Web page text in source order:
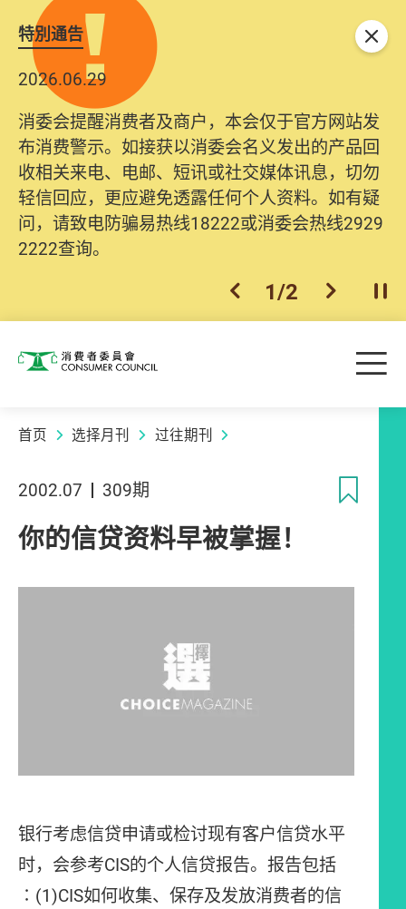
特別通告
2026.06.29
消委会提醒消费者及商户，本会仅于官方网站发
布消费警示。如接获以消委会名义发出的产品回
收相关来电、电邮、短讯或社交媒体讯息，切勿
轻信回应，更应避免透露任何个人资料。如有疑
问，请致电防骗易热线18222或消委会热线2929
2222查询。
上一个
1/2 下一个开
关闭
消费者委员会 目
首页 选择月刊 过往期刊
2002.07 309期
你的信贷资料早被掌握！
银行考虑信贷申请或检讨现有客户信贷水平
时，会参考CIS的个人信贷报告。报告包括
∶(1)CIS如何收集、保存及发放消费者的信